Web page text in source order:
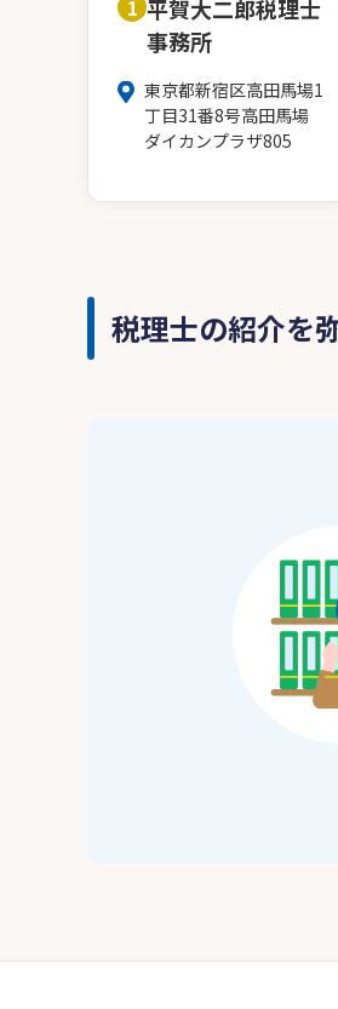
1 平賀大二郎税理士
事務所
東京都新宿区高田馬場1
丁目31番8号高田馬場
ダイカンプラザ805
税理士の紹介を